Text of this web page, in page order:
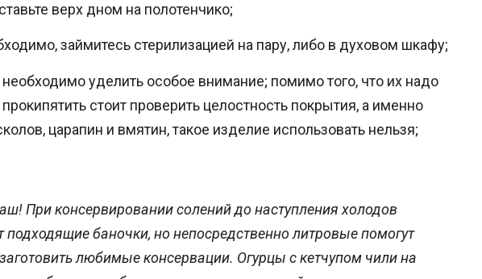
верх дном на полотенчико;
займитесь стерилизацией на пару, либо в духовом шкафу;
уделить особое внимание; помимо того, что их надо
стоит проверить целостность покрытия, а именно
царапин и вмятин, такое изделие использовать нельзя;
При консервировании солений до наступления холодов
подходящие баночки, но непосредственно литровые помогут
любимые консервации. Огурцы с кетчупом чили на